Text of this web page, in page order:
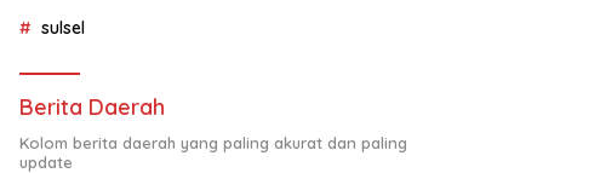
sulsel
Berita Daerah
Kolom berita daerah yang paling akurat dan paling
update